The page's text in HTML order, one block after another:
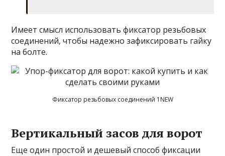
Имеет смысл использовать фиксатор резьбовых
соединений, чтобы надежно зафиксировать гайку
на болте.
Фиксатор резьбовых соединений 1NEW
Вертикальный засов для ворот
Еще один простой и дешевый способ фиксации